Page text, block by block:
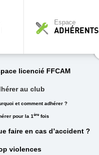
Espace
ADHÉRENTS
licencié FFCAM
au club
et comment adhérer ?
pour la 1 èrefois
faire en cas d’accident ?
violences